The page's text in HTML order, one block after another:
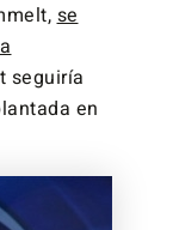
se
seguiría
en